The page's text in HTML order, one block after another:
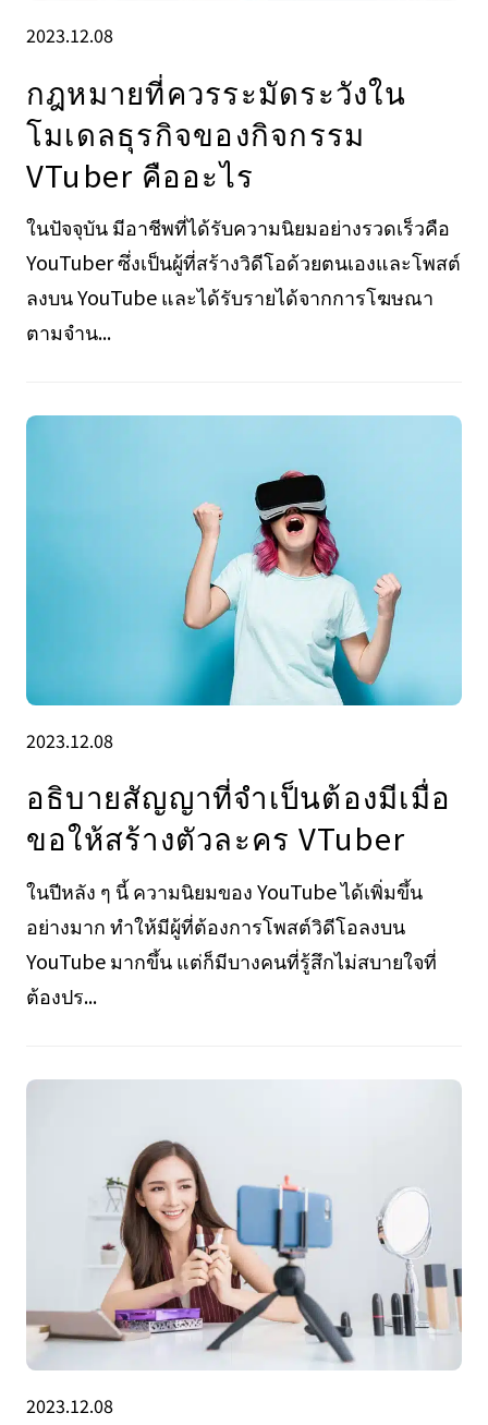
2023.12.08
กฎหมายที่ควรระมัดระวังใน
โมเดลธุรกิจของกิจกรรม
VTuber คืออะไร
ในปัจจุบัน มีอาชีพที่ได้รับความนิยมอย่างรวดเร็วคือ
YouTuber ซึ่งเป็นผู้ที่สร้างวิดีโอด้วยตนเองและโพสต์
ลงบน YouTube และได้รับรายได้จากการโฆษณา
ตามจำน...
2023.12.08
อธิบายสัญญาที่จำเป็นต้องมีเมื่อ
ขอให้สร้างตัวละคร VTuber
ในปีหลัง ๆ นี้ ความนิยมของ YouTube ได้เพิ่มขึ้น
อย่างมาก ทำให้มีผู้ที่ต้องการโพสต์วิดีโอลงบน
YouTube มากขึ้น แต่ก็มีบางคนที่รู้สึกไม่สบายใจที่
ต้องปร...
2023.12.08